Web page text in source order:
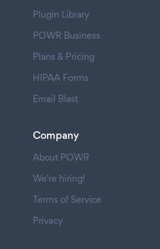
Plugin Library
POWR Business
Plans & Pricing
HIPAA Forms
Email Blast
Company
About POWR
We're hiring!
Terms of Service
Privacy